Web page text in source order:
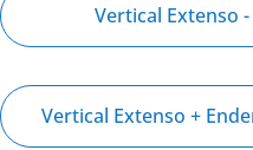
Vertical Extenso
Vertical Extenso +